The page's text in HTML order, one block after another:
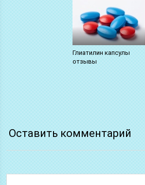
Глиатилин капсулы
отзывы
Оставить комментарий